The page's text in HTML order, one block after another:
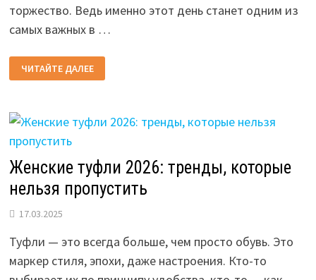
торжество. Ведь именно этот день станет одним из
самых важных в …
ТОП-10
МОДНЫЕ
ЦВЕТА
ГОДА
ЧИТАЙТЕ ДАЛЕЕ
Женские туфли 2026: тренды, которые
нельзя пропустить
17.03.2025
Туфли — это всегда больше, чем просто обувь. Это
маркер стиля, эпохи, даже настроения. Кто-то